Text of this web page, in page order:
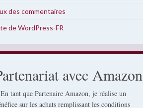
des commentaires
de WordPress-FR
avec Amazon
tant que Partenaire Amazon, je réalise un
sur les achats remplissant les conditions